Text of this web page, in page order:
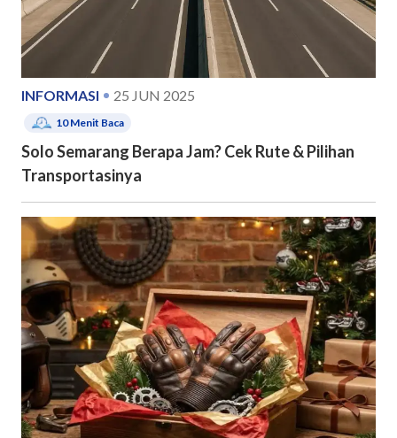
INFORMASI 25 JUN 2025
10Menit Baca
Solo Semarang Berapa Jam? Cek Rute & Pilihan
Transportasinya